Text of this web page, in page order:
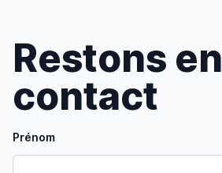
Restons en
contact
Prénom